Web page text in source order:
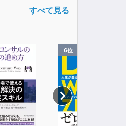
すべて見る
6位